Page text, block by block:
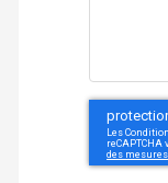
CAPTCHA